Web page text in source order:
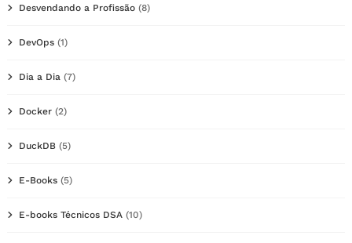
Desvendando a Profissão (8)
DevOps (1)
Dia a Dia (7)
Docker (2)
DuckDB (5)
E-Books (5)
E-books Técnicos DSA (10)